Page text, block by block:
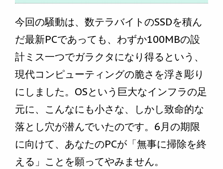
今回の騒動は、数テラバイトのSSDを積ん
だ最新PCであっても、わずか100MBの設
計ミス一つでガラクタになり得るという、
現代コンピューティングの脆さを浮き彫り
にしました。OSという巨大なインフラの足
元に、こんなにも小さな、しかし致命的な
落とし穴が潜んでいたのです。6月の期限
に向けて、あなたのPCが「無事に掃除を終
える」ことを願ってやみません。